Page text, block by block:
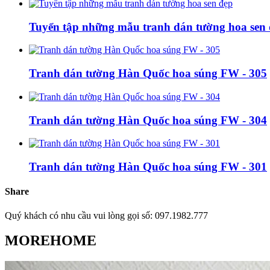
Tuyển tập những mẫu tranh dán tường hoa sen
Tranh dán tường Hàn Quốc hoa súng FW - 305
Tranh dán tường Hàn Quốc hoa súng FW - 304
Tranh dán tường Hàn Quốc hoa súng FW - 301
Share
Quý khách có nhu cầu vui lòng gọi số: 097.1982.777
MOREHOME